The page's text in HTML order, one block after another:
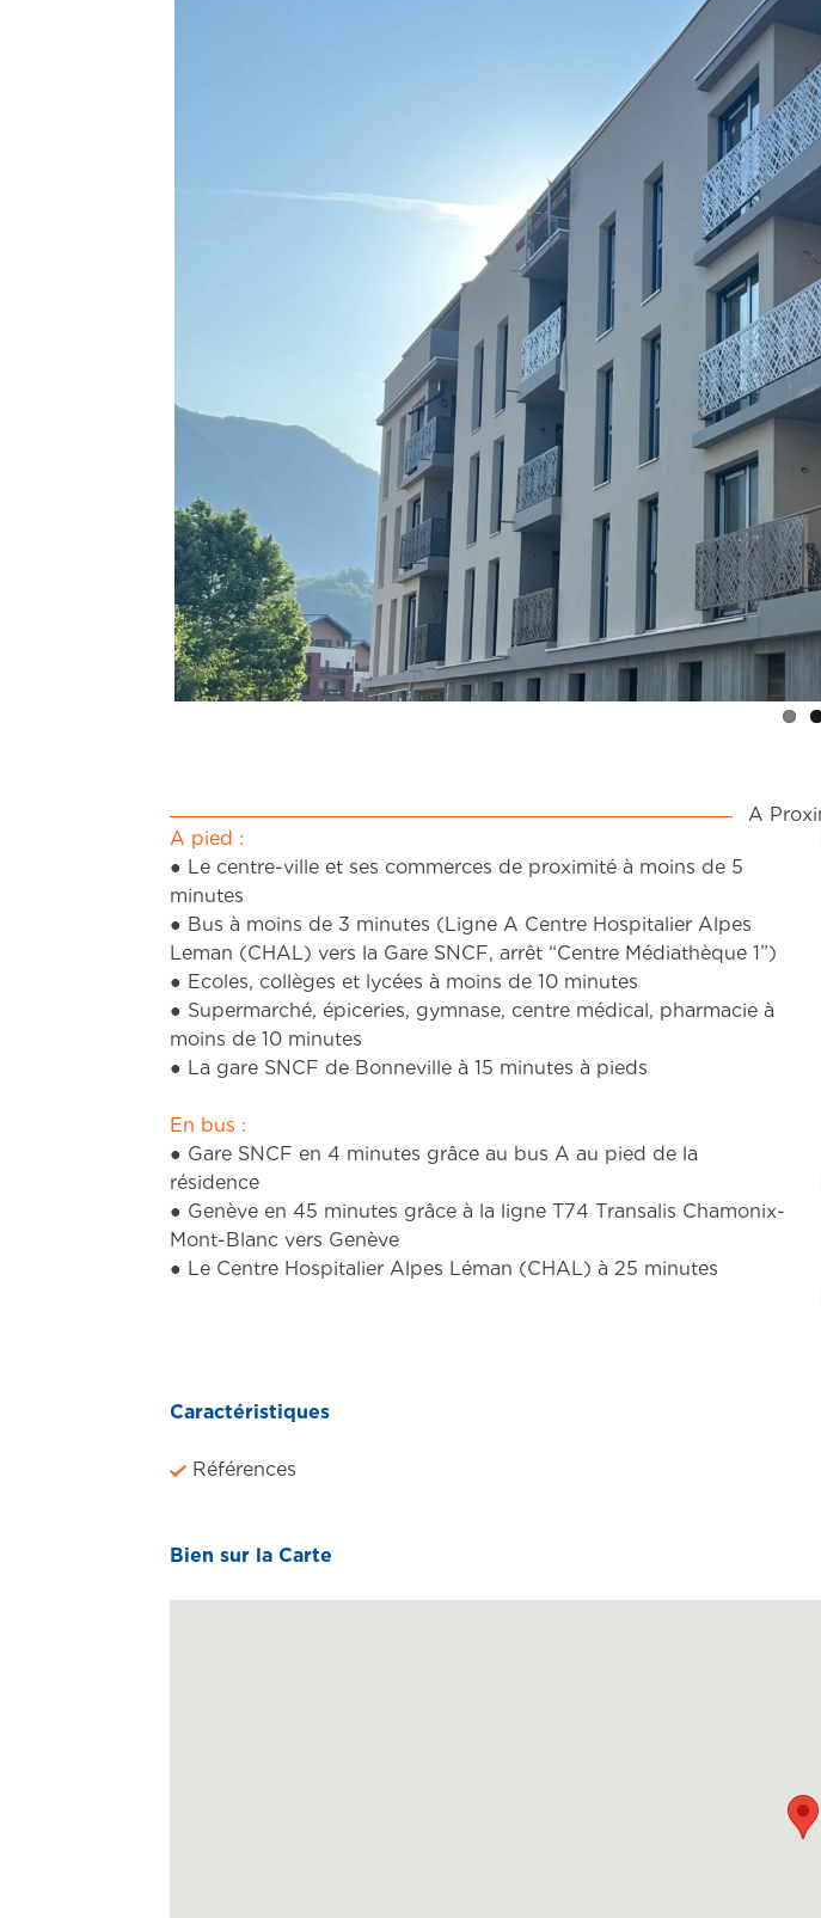
minutes
● Bus à moins de 3 minutes (Ligne A Centre Hospitalier Alpes
Leman (CHAL) vers la Gare SNCF, arrêt “Centre Médiathèque 1”)
● Ecoles, collèges et lycées à moins de 10 minutes
● Supermarché, épiceries, gymnase, centre médical, pharmacie à
moins de 10 minutes
● La gare SNCF de Bonneville à 15 minutes à pieds
En bus :
résidence
● Genève en 45 minutes grâce à la ligne T74 Transalis Chamonix-
Mont-Blanc vers Genève
● Le Centre Hospitalier Alpes Léman (CHAL) à 25 minutes
Références